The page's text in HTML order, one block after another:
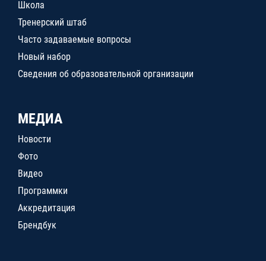
Школа
Тренерский штаб
Часто задаваемые вопросы
Новый набор
Сведения об образовательной организации
МЕДИА
Новости
Фото
Видео
Программки
Аккредитация
Брендбук